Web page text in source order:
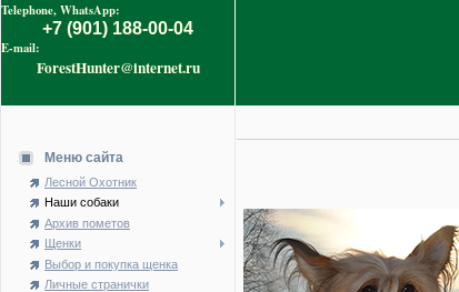
Telephone, WhatsApp:
+7 (901) 188-00-04
E-mail:
ForestHunter@internet.ru
Меню сайта
Лесной Охотник
Наши собаки
Архив пометов
Щенки
Выбор и покупка щенка
Личные странички